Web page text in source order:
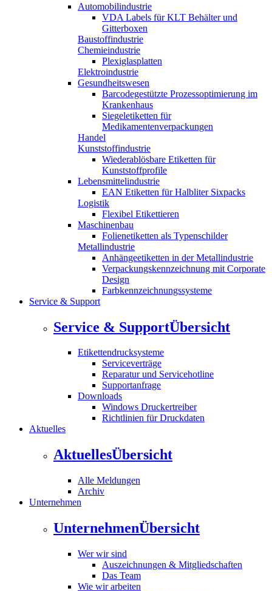
Automobilindustrie
VDA Labels für KLT Behälter und
Gitterboxen
Baustoffindustrie
Chemieindustrie
Plexiglasplatten
Elektroindustrie
Gesundheitswesen
Barcodegestützte Prozessoptimierung im
Krankenhaus
Siegeletiketten für
Medikamentenverpackungen
Handel
Kunststoffindustrie
Wiederablösbare Etiketten für
Kunststoffprofile
Lebensmittelindustrie
EAN Etiketten für Halbliter Sixpacks
Logistik
Flexibel Etikettieren
Maschinenbau
Folienetiketten als Typenschilder
Metallindustrie
Anhängeetiketten in der Metallindustrie
Verpackungskennzeichnung mit Corporate
Design
Farbkennzeichnungssysteme
Service & Support
Service & SupportÜbersicht
Etikettendrucksysteme
Serviceverträge
Reparatur und Servicehotline
Supportanfrage
Downloads
Windows Druckertreiber
Richtlinien für Druckdaten
Aktuelles
AktuellesÜbersicht
Alle Meldungen
Archiv
Unternehmen
UnternehmenÜbersicht
Wer wir sind
Auszeichnungen & Mitgliedschaften
Das Team
Wie wir arbeiten